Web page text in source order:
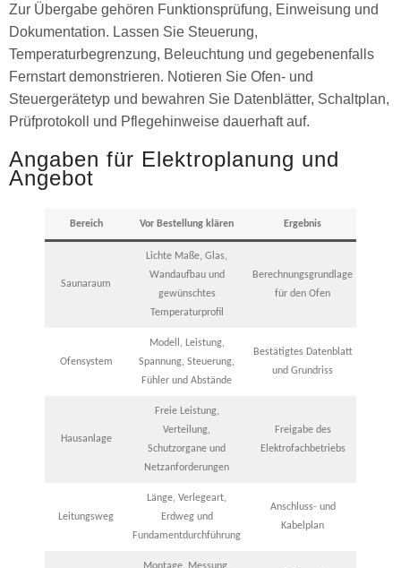
Zur Übergabe gehören Funktionsprüfung, Einweisung und
Dokumentation. Lassen Sie Steuerung,
Temperaturbegrenzung, Beleuchtung und gegebenenfalls
Fernstart demonstrieren. Notieren Sie Ofen- und
Steuergerätetyp und bewahren Sie Datenblätter, Schaltplan,
Prüfprotokoll und Pflegehinweise dauerhaft auf.
Angaben für Elektroplanung und
Angebot
Bereich Vor Bestellung klären Ergebnis
Saunaraum
Lichte Maße, Glas,
Wandaufbau und
gewünschtes
Temperaturprofil
Berechnungsgrundlage
für den Ofen
Ofensystem
Modell, Leistung,
Spannung, Steuerung,
Fühler und Abstände
Bestätigtes Datenblatt
und Grundriss
Hausanlage
Freie Leistung,
Verteilung,
Schutzorgane und
Netzanforderungen
Freigabe des
Elektrofachbetriebs
Leitungsweg
Länge, Verlegeart,
Erdweg und
Fundamentdurchführung
Anschluss- und
Kabelplan